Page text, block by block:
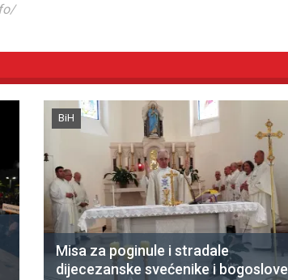
BiH
Misa za poginule i stradale
dijecezanske svećenike i bogoslove
Smrtovdan nadbiskupa Petra Čule